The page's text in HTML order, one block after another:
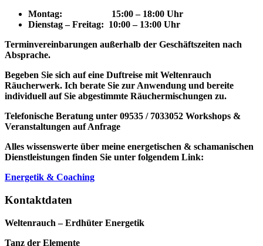
Montag: 15:00 – 18:00 Uhr
Dienstag – Freitag: 10:00 – 13:00 Uhr
Terminvereinbarungen außerhalb der Geschäftszeiten nach
Absprache.
Begeben Sie sich auf eine Duftreise mit Weltenrauch
Räucherwerk. Ich berate Sie zur Anwendung und bereite
individuell auf Sie abgestimmte Räuchermischungen zu.
Telefonische Beratung unter 09535 / 7033052 Workshops &
Veranstaltungen auf Anfrage
Alles wissenswerte über meine energetischen & schamanischen
Dienstleistungen finden Sie unter folgendem Link:
Energetik & Coaching
Kontaktdaten
Weltenrauch – Erdhüter Energetik
Tanz der Elemente